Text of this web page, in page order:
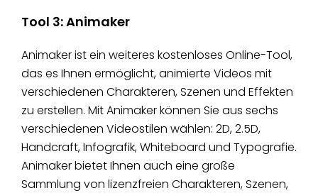
Tool 3: Animaker
Animaker ist ein weiteres kostenloses Online-Tool,
das es Ihnen ermöglicht, animierte Videos mit
verschiedenen Charakteren, Szenen und Effekten
zu erstellen. Mit Animaker können Sie aus sechs
verschiedenen Videostilen wählen: 2D, 2.5D,
Handcraft, Infografik, Whiteboard und Typografie.
Animaker bietet Ihnen auch eine große
Sammlung von lizenzfreien Charakteren, Szenen,